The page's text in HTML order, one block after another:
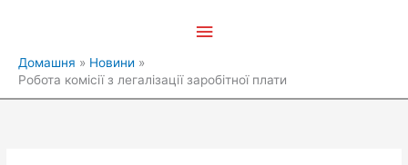
Домашня
Новини
Робота комісії з легалізації заробітної плати